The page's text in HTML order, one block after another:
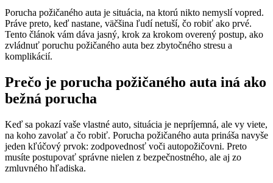
Porucha požičaného auta je situácia, na ktorú nikto nemyslí vopred.
Práve preto, keď nastane, väčšina ľudí netuší, čo robiť ako prvé.
Tento článok vám dáva jasný, krok za krokom overený postup, ako
zvládnuť poruchu požičaného auta bez zbytočného stresu a
komplikácií.
Prečo je porucha požičaného auta iná ako
bežná porucha
Keď sa pokazí vaše vlastné auto, situácia je nepríjemná, ale vy viete,
na koho zavolať a čo robiť. Porucha požičaného auta prináša navyše
jeden kľúčový prvok: zodpovednosť voči autopožičovni. Preto
musíte postupovať správne nielen z bezpečnostného, ale aj zo
zmluvného hľadiska.